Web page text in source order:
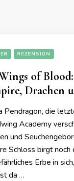
REZENSION
of
Drachen
Pendragon, die
Academy
und
Schloss birgt
Erbe in
da …